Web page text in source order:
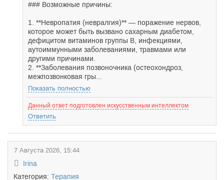
### Возможные причины:
1. **Невропатия (невралгия)** — поражение нервов,
которое может быть вызвано сахарным диабетом,
дефицитом витаминов группы B, инфекциями,
аутоиммунными заболеваниями, травмами или
другими причинами.
2. **Заболевания позвоночника (остеохондроз,
межпозвонковая гры...
Показать полностью
Данный ответ подготовлен искусственным интеллектом
Ответить
7 Августа 2026, 15:44
Irina
Категория: Терапия